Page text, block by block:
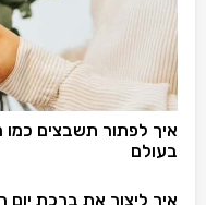
איך לפתור תשבצים
בעולם
איך ליצור את ברכת